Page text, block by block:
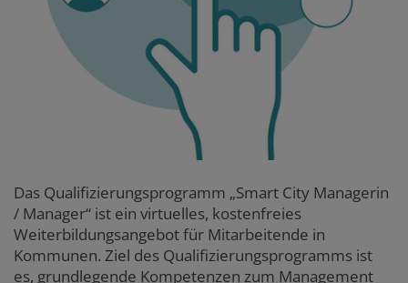
Das Qualifizierungsprogramm „Smart City Managerin
/ Manager“ ist ein virtuelles, kostenfreies
Weiterbildungsangebot für Mitarbeitende in
Kommunen. Ziel des Qualifizierungsprogramms ist
es, grundlegende Kompetenzen zum Management